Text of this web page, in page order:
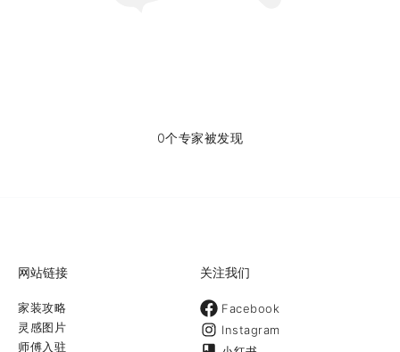
0个专家被发现
网站链接
家装攻略
灵感图片
师傅入驻
关注我们
Facebook
Instagram